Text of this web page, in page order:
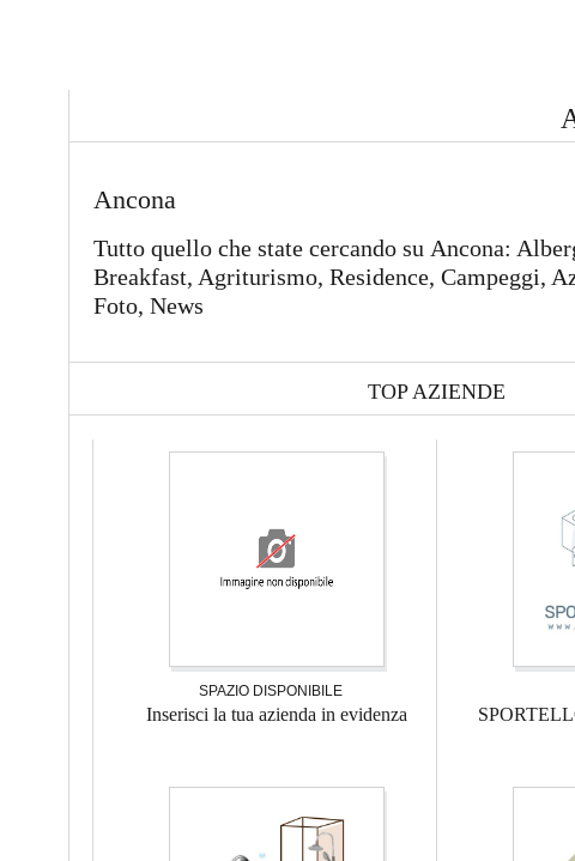
Ancona
Tutto quello che state cercando su Ancona:
Breakfast, Agriturismo, Residence, Campeggi,
Foto, News
TOP AZIENDE
SPAZIO DISPONIBILE
Inserisci la tua azienda in evidenza